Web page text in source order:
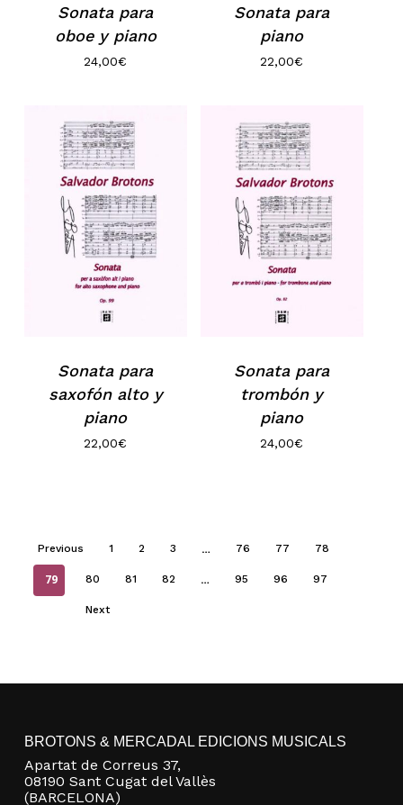
Sonata para
oboe y piano
24,00€
Sonata para
piano
22,00€
Sonata para
saxofón alto y
piano
22,00€
Sonata para
trombón y
piano
24,00€
Previous 1 2 3 … 76 77 78
79 80 81 82 … 95 96 97
Next
BROTONS & MERCADAL EDICIONS MUSICALS
Apartat de Correus 37,
08190 Sant Cugat del Vallès
(BARCELONA)